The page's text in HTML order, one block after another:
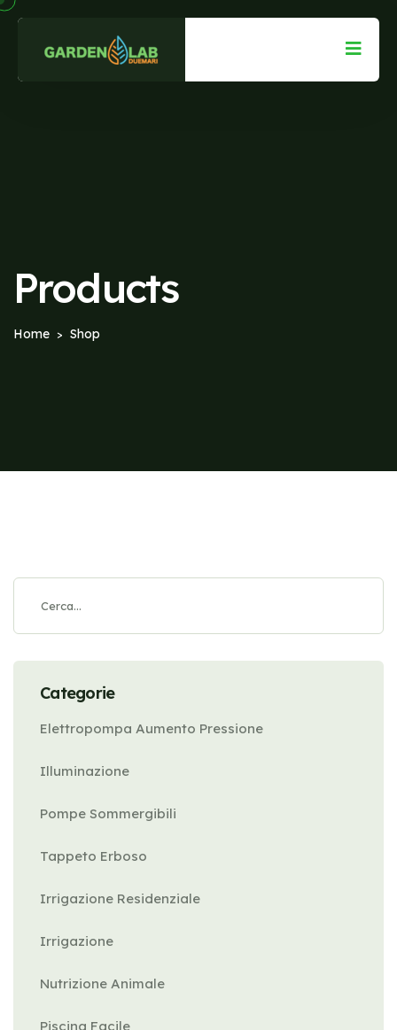
Products
Home > Shop
Categorie
Elettropompa Aumento Pressione
Illuminazione
Pompe Sommergibili
Tappeto Erboso
Irrigazione Residenziale
Irrigazione
Nutrizione Animale
Piscina Facile